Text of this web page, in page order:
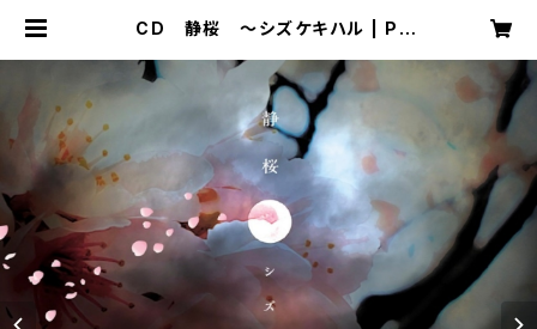
CD 静桜 〜シズケキハル | PIA